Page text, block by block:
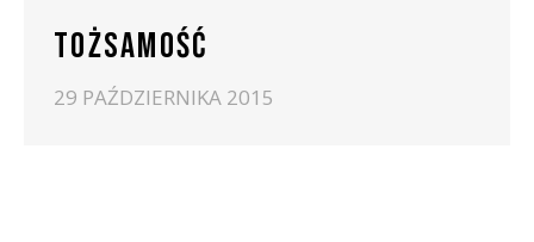
TOŻSAMOŚĆ
29 PAŹDZIERNIKA 2015